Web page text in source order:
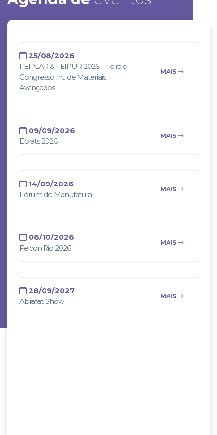
25/08/2026
FEIPLAR & FEIPUR 2026 – Feira e
Congresso Int. de Materiais
Avançados
MAIS
09/09/2026
Ebrats 2026
MAIS
14/09/2026
Fórum de Manufatura
MAIS
06/10/2026
Feicon Rio 2026
MAIS
28/09/2027
Abrafati Show
MAIS